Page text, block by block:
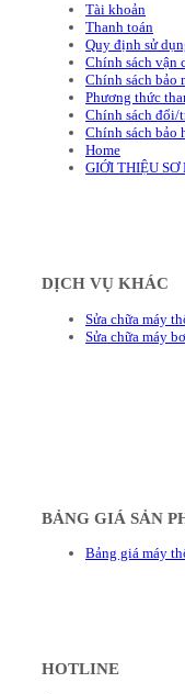
Tài khoản
Thanh toán
Quy định sử
Chính sách vận
Chính sách bảo
Phương thức
Chính sách đổi/
Chính sách bảo
Home
GIỚI THIỆU
DỊCH VỤ KHÁC
Sửa chữa máy
Sửa chữa máy
BẢNG GIÁ SẢN
Bảng giá máy
HOTLINE